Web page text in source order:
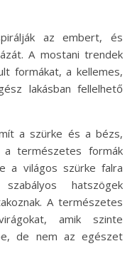
az embert, és
A mostani trendek
formákat, a kellemes,
lakásban fellelhető
a szürke és a bézs,
természetes formák
a világos szürke falra
hatszögek
A természetes
amik szinte
de nem az egészet